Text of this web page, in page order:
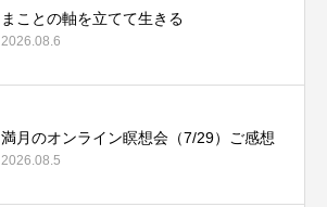
まことの軸を立てて生きる
2026.08.6
満月のオンライン瞑想会（7/29）ご感想
2026.08.5